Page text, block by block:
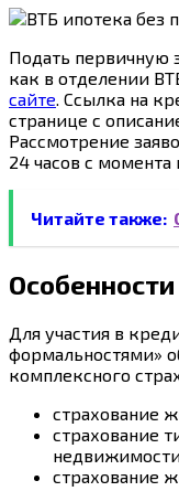
Подать первичную
как в отделении
сайте. Ссылка на
странице с
Рассмотрение
24 часов с момента
Читайте также:
Для участия в
формальностями»
комплексного
страхование
страхование
страхование